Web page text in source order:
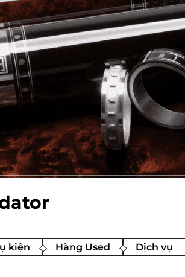
kiện Hàng Used Dịch vụ